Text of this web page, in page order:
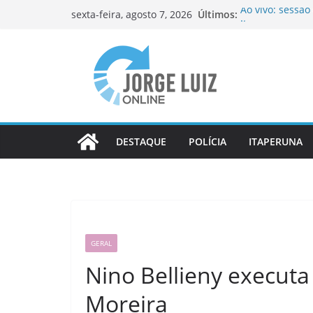
sexta-feira, agosto 7, 2026 Últimos: Ao vivo:
Colégio
novos
DESTAQUE POLÍCIA ITAPERUNA
GERAL
Nino Bellieny
Moreira